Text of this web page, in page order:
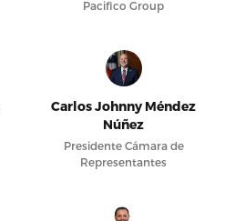
Pacifico Group
Carlos Johnny Méndez
Núñez
Presidente Cámara de
Representantes